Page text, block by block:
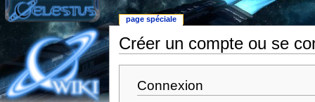
Créer un compte ou se
Connexion
page spéciale